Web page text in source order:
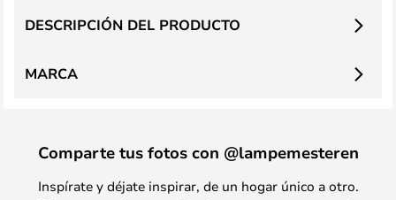
DESCRIPCIÓN DEL PRODUCTO
MARCA
Comparte tus fotos con @lampemesteren
Inspírate y déjate inspirar, de un hogar único a otro.